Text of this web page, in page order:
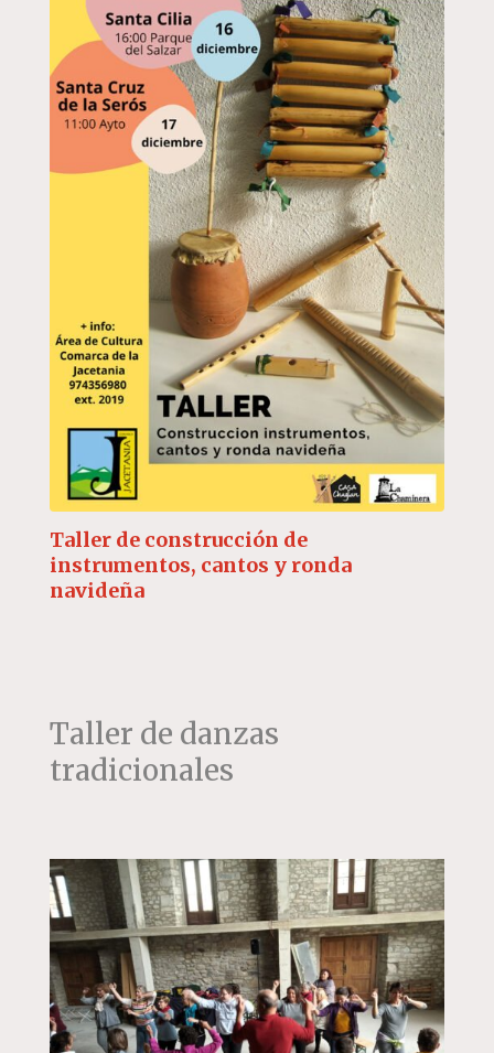
Taller de construcción de
instrumentos, cantos y ronda
navideña
Taller de danzas
tradicionales